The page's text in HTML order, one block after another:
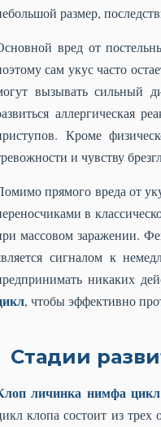
размер,
вред от
сам укус часто
вызывать сильный
аллергическая
Кроме
и чувству
прямого вреда от
в
массовом заражении.
сигналом к
никаких
, чтобы эффективно
Стадии
личинка нимфа цикл
клопа состоит из трех